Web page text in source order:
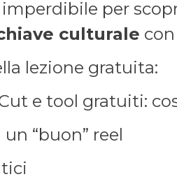
imperdibile per
culturale
lezione gratuita:
e tool gratuiti:
“buon” reel